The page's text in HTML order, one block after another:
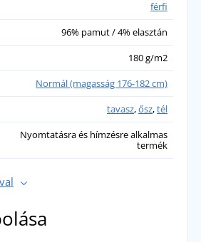
férfi
96% pamut / 4% elasztán
180 g/m2
Normál (magasság 176-182 cm)
tavasz,ősz,tél
Nyomtatásra és hímzésre alkalmas
termék